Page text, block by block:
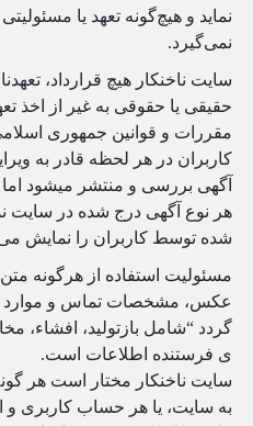
نماید و هیچ‌گونه تعهد یا
نمی‌گیرد.
سایت ناخنکار هیچ قرارداد،
حقیقی یا حقوقی به غیر از اخذ
مقررات و قوانین جمهوری
کاربران در هر لحظه قادر به
آگهی بررسی و منتشر میشود اما
هر نوع آگهی درج شده در سایت
شده توسط کاربران را نمایش
مسئولیت استفاده از هرگونه
عکس، مشخصات تماس و موارد
ی فرستنده اطلاعات است.
سایت ناخنکار مختار است هر
به سایت، یا هر حساب کاربری